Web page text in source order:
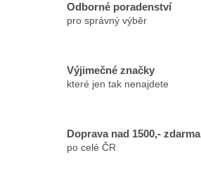
Odborné poradenství
pro správný výběr
Výjimečné značky
které jen tak nenajdete
Doprava nad 1500,- zdarma
po celé ČR